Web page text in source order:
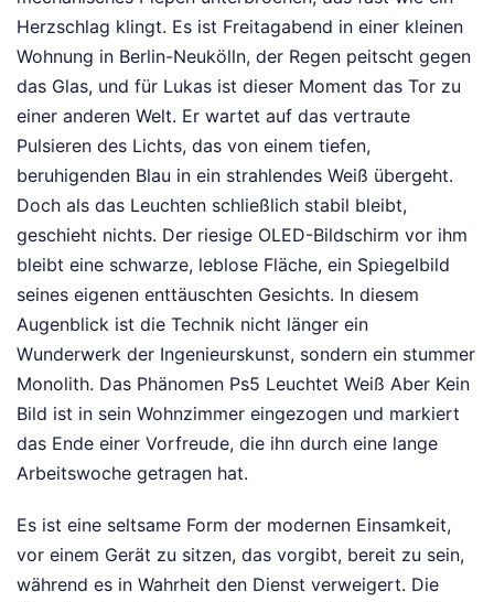
Herzschlag klingt. Es ist Freitagabend in einer kleinen
Wohnung in Berlin-Neukölln, der Regen peitscht gegen
das Glas, und für Lukas ist dieser Moment das Tor zu
einer anderen Welt. Er wartet auf das vertraute
Pulsieren des Lichts, das von einem tiefen,
beruhigenden Blau in ein strahlendes Weiß übergeht.
Doch als das Leuchten schließlich stabil bleibt,
geschieht nichts. Der riesige OLED-Bildschirm vor ihm
bleibt eine schwarze, leblose Fläche, ein Spiegelbild
seines eigenen enttäuschten Gesichts. In diesem
Augenblick ist die Technik nicht länger ein
Wunderwerk der Ingenieurskunst, sondern ein stummer
Monolith. Das Phänomen Ps5 Leuchtet Weiß Aber Kein
Bild ist in sein Wohnzimmer eingezogen und markiert
das Ende einer Vorfreude, die ihn durch eine lange
Arbeitswoche getragen hat.
Es ist eine seltsame Form der modernen Einsamkeit,
vor einem Gerät zu sitzen, das vorgibt, bereit zu sein,
während es in Wahrheit den Dienst verweigert. Die